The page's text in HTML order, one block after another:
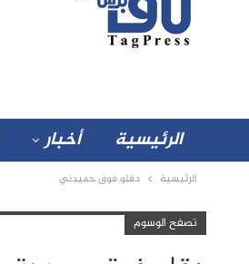
الرئيسية أخبار
الرئيسية دقلو فوق حميدتي
تصفح الوسوم